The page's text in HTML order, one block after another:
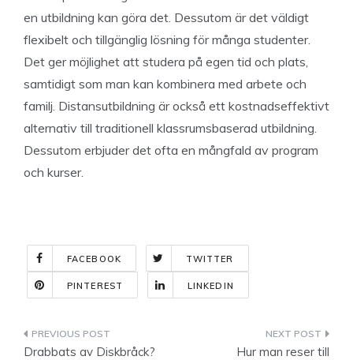
en utbildning kan göra det. Dessutom är det väldigt
flexibelt och tillgänglig lösning för många studenter.
Det ger möjlighet att studera på egen tid och plats,
samtidigt som man kan kombinera med arbete och
familj. Distansutbildning är också ett kostnadseffektivt
alternativ till traditionell klassrumsbaserad utbildning.
Dessutom erbjuder det ofta en mångfald av program
och kurser.
FACEBOOK TWITTER
PINTEREST LINKEDIN
Indlægsnavigation
Drabbats av Diskbråck?
Hur man reser till